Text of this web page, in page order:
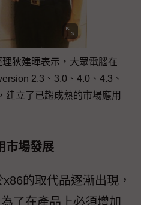
狄建暉表示，大眾電腦在
2.3、3.0、4.0、4.3、
建立了已趨成熟的市場應用
市場發展
的取代品逐漸出現，
了在產品上必須增加